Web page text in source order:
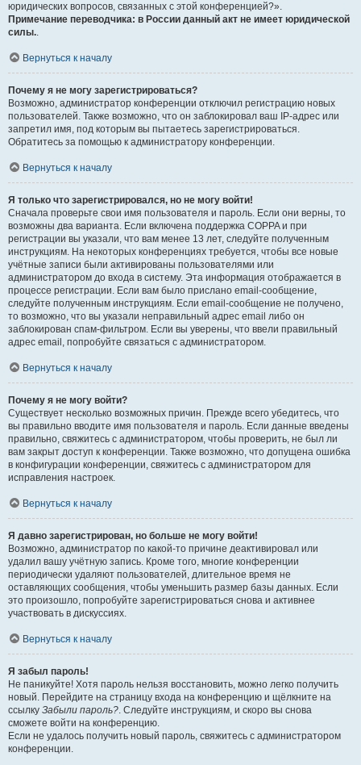
юридических вопросов, связанных с этой конференцией?».
Примечание переводчика: в России данный акт не имеет юридической
силы..
Вернуться к началу
Почему я не могу зарегистрироваться?
Возможно, администратор конференции отключил регистрацию новых
пользователей. Также возможно, что он заблокировал ваш IP-адрес или
запретил имя, под которым вы пытаетесь зарегистрироваться.
Обратитесь за помощью к администратору конференции.
Вернуться к началу
Я только что зарегистрировался, но не могу войти!
Сначала проверьте свои имя пользователя и пароль. Если они верны, то
возможны два варианта. Если включена поддержка COPPA и при
регистрации вы указали, что вам менее 13 лет, следуйте полученным
инструкциям. На некоторых конференциях требуется, чтобы все новые
учётные записи были активированы пользователями или
администратором до входа в систему. Эта информация отображается в
процессе регистрации. Если вам было прислано email-сообщение,
следуйте полученным инструкциям. Если email-сообщение не получено,
то возможно, что вы указали неправильный адрес email либо он
заблокирован спам-фильтром. Если вы уверены, что ввели правильный
адрес email, попробуйте связаться с администратором.
Вернуться к началу
Почему я не могу войти?
Существует несколько возможных причин. Прежде всего убедитесь, что
вы правильно вводите имя пользователя и пароль. Если данные введены
правильно, свяжитесь с администратором, чтобы проверить, не был ли
вам закрыт доступ к конференции. Также возможно, что допущена ошибка
в конфигурации конференции, свяжитесь с администратором для
исправления настроек.
Вернуться к началу
Я давно зарегистрирован, но больше не могу войти!
Возможно, администратор по какой-то причине деактивировал или
удалил вашу учётную запись. Кроме того, многие конференции
периодически удаляют пользователей, длительное время не
оставляющих сообщения, чтобы уменьшить размер базы данных. Если
это произошло, попробуйте зарегистрироваться снова и активнее
участвовать в дискуссиях.
Вернуться к началу
Я забыл пароль!
Не паникуйте! Хотя пароль нельзя восстановить, можно легко получить
новый. Перейдите на страницу входа на конференцию и щёлкните на
ссылку Забыли пароль?. Следуйте инструкциям, и скоро вы снова
сможете войти на конференцию.
Если не удалось получить новый пароль, свяжитесь с администратором
конференции.